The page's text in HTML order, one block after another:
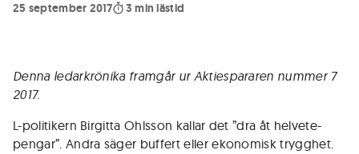
25 september 2017
3 min lästid
Denna ledarkrönika framgår ur Aktiespararen nummer 7
2017.
L-politikern Birgitta Ohlsson kallar det ”dra åt helvete-
pengar”. Andra säger buffert eller ekonomisk trygghet.